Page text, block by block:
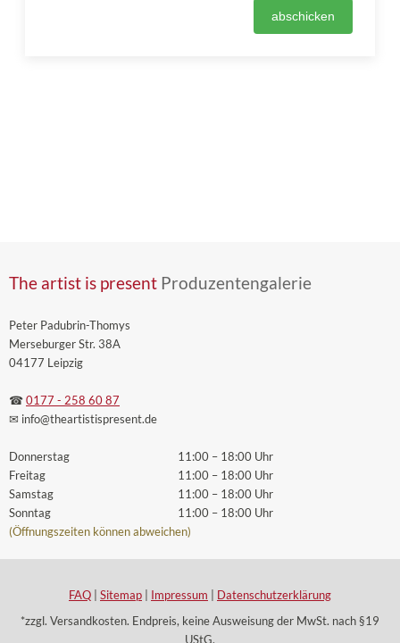
The artist is present Produzentengalerie
Peter Padubrin-Thomys
Merseburger Str. 38A
04177 Leipzig
☎ 0177 - 258 60 87
✉ info@theartistispresent.de
Donnerstag
Freitag
Samstag
Sonntag
11:00 – 18:00 Uhr
11:00 – 18:00 Uhr
11:00 – 18:00 Uhr
11:00 – 18:00 Uhr
(Öffnungszeiten können abweichen)
FAQ Sitemap Impressum
Datenschutzerklärung
*zzgl. Versandkosten. Endpreis, keine Ausweisung der MwSt. nach §19
UStG.